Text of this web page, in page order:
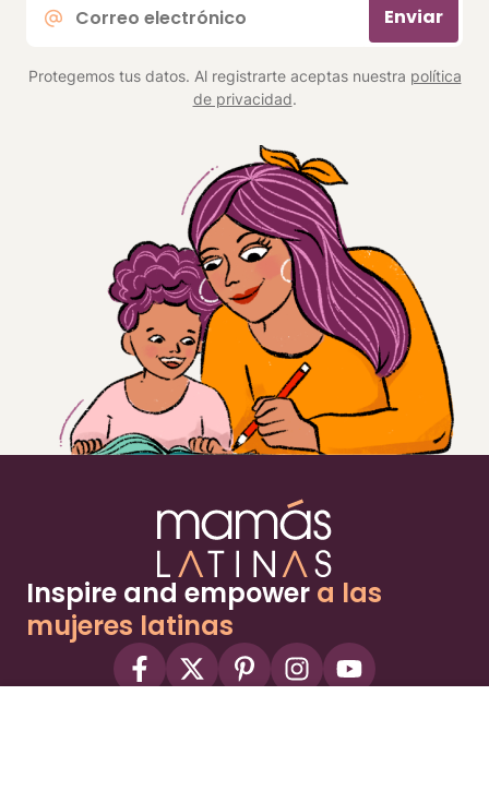
electrónico
Enviar
Protegemos tus datos. Al registrarte aceptas nuestra política
de privacidad.
Inspire and empower a las
mujeres latinas